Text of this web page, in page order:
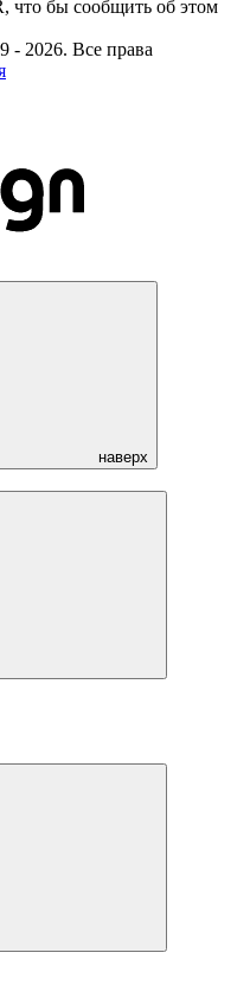
бы сообщить об этом
- 2026. Все права
наверх